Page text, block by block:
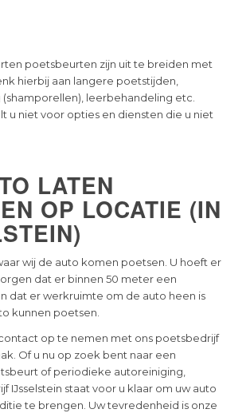
poetsbeurten zijn uit te breiden met
hierbij aan langere poetstijden,
leerbehandeling etc.
u niet voor opties en diensten die u niet
LATEN
OP LOCATIE (IN
wij de auto komen poetsen. U hoeft er
dat er binnen 50 meter een
dat er werkruimte om de auto heen is
kunnen poetsen.
op te nemen met ons poetsbedrijf
Of u nu op zoek bent naar een
of periodieke autoreiniging,
IJsselstein staat voor u klaar om uw auto
te brengen. Uw tevredenheid is onze